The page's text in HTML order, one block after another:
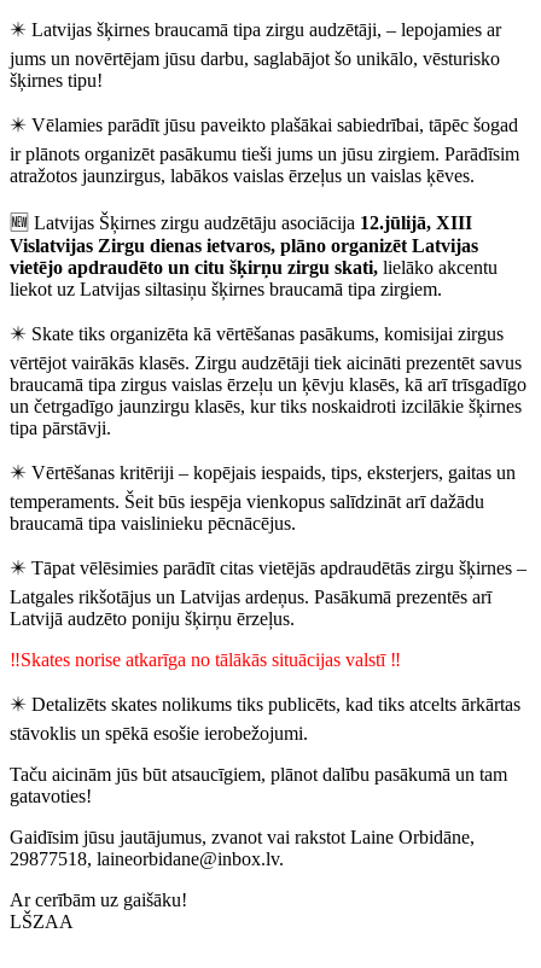
✴️ Latvijas šķirnes braucamā tipa zirgu audzētāji, – lepojamies ar
jums un novērtējam jūsu darbu, saglabājot šo unikālo, vēsturisko
šķirnes tipu!
✴️ Vēlamies parādīt jūsu paveikto plašākai sabiedrībai, tāpēc šogad
ir plānots organizēt pasākumu tieši jums un jūsu zirgiem. Parādīsim
atražotos jaunzirgus, labākos vaislas ērzeļus un vaislas ķēves.
🆕 Latvijas Šķirnes zirgu audzētāju asociācija 12.jūlijā, XIII
Vislatvijas Zirgu dienas ietvaros, plāno organizēt Latvijas
vietējo apdraudēto un citu šķirņu zirgu skati, lielāko akcentu
liekot uz Latvijas siltasiņu šķirnes braucamā tipa zirgiem.
✴️ Skate tiks organizēta kā vērtēšanas pasākums, komisijai zirgus
vērtējot vairākās klasēs. Zirgu audzētāji tiek aicināti prezentēt savus
braucamā tipa zirgus vaislas ērzeļu un ķēvju klasēs, kā arī trīsgadīgo
un četrgadīgo jaunzirgu klasēs, kur tiks noskaidroti izcilākie šķirnes
tipa pārstāvji.
✴️ Vērtēšanas kritēriji – kopējais iespaids, tips, eksterjers, gaitas un
temperaments. Šeit būs iespēja vienkopus salīdzināt arī dažādu
braucamā tipa vaislinieku pēcnācējus.
✴️ Tāpat vēlēsimies parādīt citas vietējās apdraudētās zirgu šķirnes –
Latgales rikšotājus un Latvijas ardeņus. Pasākumā prezentēs arī
Latvijā audzēto poniju šķirņu ērzeļus.
‼️Skates norise atkarīga no tālākās situācijas valstī ‼️
✴️ Detalizēts skates nolikums tiks publicēts, kad tiks atcelts ārkārtas
stāvoklis un spēkā esošie ierobežojumi.
Taču aicinām jūs būt atsaucīgiem, plānot dalību pasākumā un tam
gatavoties!
Gaidīsim jūsu jautājumus, zvanot vai rakstot Laine Orbidāne,
29877518, laineorbidane@inbox.lv.
Ar cerībām uz gaišāku!
LŠZAA